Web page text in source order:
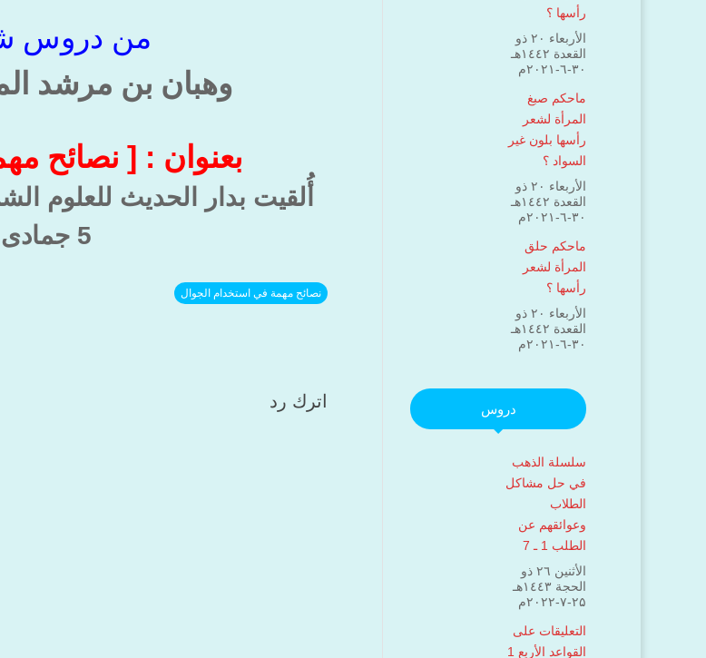
من دروس
وهبان بن مرشد
بعنوان : [ نصائح
أُلقيت بدار الحديث للعلوم
5 جمادى الآخرة 1442هـ
نصائح مهمة في استخدام الجوال
اترك رد
رأسها ؟
الأربعاء ۲۰ ذو
القعدة ۱٤٤۲هـ
۳۰-٦-۲۰۲۱م
ماحكم صبغ
المرأة لشعر
رأسها بلون غير
السواد ؟
الأربعاء ۲۰ ذو
القعدة ۱٤٤۲هـ
۳۰-٦-۲۰۲۱م
ماحكم حلق
المرأة لشعر
رأسها ؟
الأربعاء ۲۰ ذو
القعدة ۱٤٤۲هـ
۳۰-٦-۲۰۲۱م
دروس
سلسلة الذهب
في حل مشاكل
الطلاب
وعوائقهم عن
الطلب 1 ـ 7
الأثنين ۲٦ ذو
الحجة ۱٤٤۳هـ
۲۵-۷-۲۰۲۲م
التعليقات على
القواعد الأربع 1